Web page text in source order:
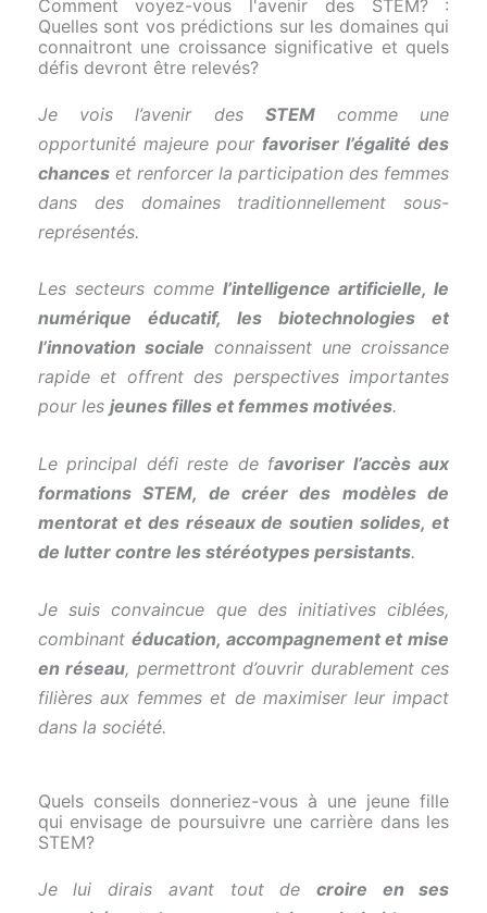
Comment voyez-vous l'avenir des STEM? :
Quelles sont vos prédictions sur les domaines qui
connaitront une croissance significative et quels
défis devront être relevés?
Je vois l’avenir des STEMcomme une
opportunité majeure pourfavoriser l’égalité des
chanceset renforcer la participation des femmes
dans des domaines traditionnellement sous-
représentés.
Les secteurs commel’intelligence artificielle, le
numérique éducatif, les biotechnologies et
l’innovation sociale connaissent une croissance
rapide et offrent des perspectives importantes
pour les jeunes filles et femmes motivées.
Le principal défi reste de favoriser l’accès aux
formations STEM, de créer des modèles de
mentorat et des réseaux de soutien solides, et
de lutter contre les stéréotypes persistants.
Je suis convaincue que des initiatives ciblées,
combinant éducation, accompagnement et mise
en réseau, permettront d’ouvrir durablement ces
filières aux femmes et de maximiser leur impact
dans la société.
Quels conseils donneriez-vous à une jeune fille
qui envisage de poursuivre une carrière dans les
STEM?
Je lui dirais avant tout de croire en ses